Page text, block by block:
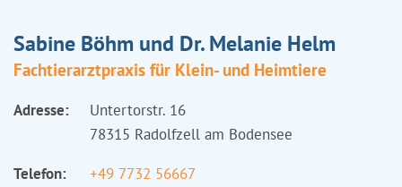
Sabine Böhm und Dr. Melanie Helm
Fachtierarztpraxis für Klein- und Heimtiere
Adresse:
Untertorstr. 16
78315 Radolfzell am Bodensee
Telefon:
+49 7732 56667